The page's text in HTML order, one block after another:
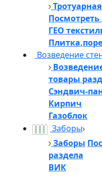
Посмотреть
ГЕО
Возведение
товары
Сэндвич-
Кирпич
Газоблок
Заборы
Заборы
раздела
ВИК